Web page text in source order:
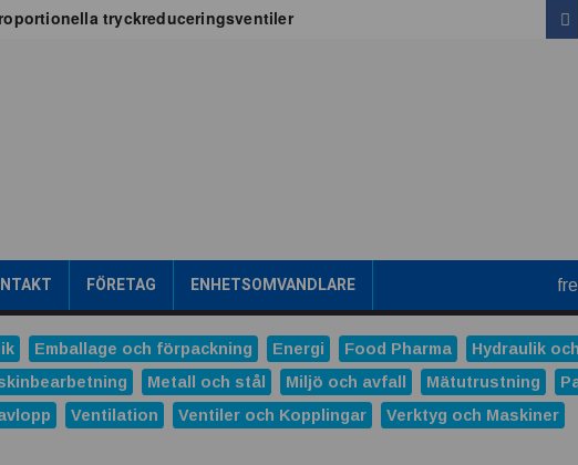
tryckreduceringsventiler
prestigefyllt pris för industriellt monteringsverktyg
och Hydro tecknar långsiktigt avtal
nästa generations industriella HMI-lösningar
FÖRETAG ENHETSOMVANDLARE
Emballage och förpackning Energi Food Pharma Hydraulik
Metall och stål Miljö och avfall Mätutrustning
Ventilation Ventiler och Kopplingar Verktyg och Maskiner